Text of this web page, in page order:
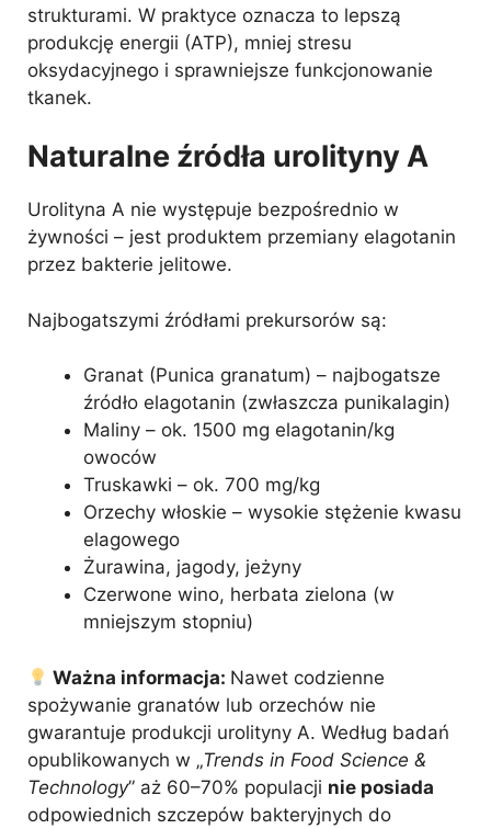
strukturami. W praktyce oznacza to lepszą
produkcję energii (ATP), mniej stresu
oksydacyjnego i sprawniejsze funkcjonowanie
tkanek.
Naturalne źródła urolityny A
Urolityna A nie występuje bezpośrednio w
żywności – jest produktem przemiany elagotanin
przez bakterie jelitowe.
Najbogatszymi źródłami prekursorów są:
Granat (Punica granatum) – najbogatsze
źródło elagotanin (zwłaszcza punikalagin)
Maliny – ok. 1500 mg elagotanin/kg
owoców
Truskawki – ok. 700 mg/kg
Orzechy włoskie – wysokie stężenie kwasu
elagowego
Żurawina, jagody, jeżyny
Czerwone wino, herbata zielona (w
mniejszym stopniu)
Ważna informacja: Nawet codzienne
spożywanie granatów lub orzechów nie
gwarantuje produkcji urolityny A. Według badań
opublikowanych w „Trends in Food Science &
Technology” aż 60–70% populacji nie posiada
odpowiednich szczepów bakteryjnych do